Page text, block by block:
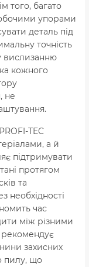
того, багато
упорами
деталь під
точність
вислизанню
кожного
не
TEC
а й
підтримувати
протягом
та
необхідності
час
між різними
захисних
пилу, що